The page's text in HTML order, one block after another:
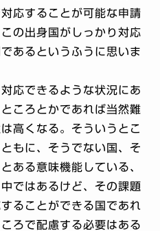
応することが可能な申請
の出身国がしっかり対応
あるというふうに思いま
応できるような状況にあ
ころとかであれば当然難
高くなる。そういうとこ
もに、そうでない国、そ
ある意味機能している、
ではあるけど、その課題
ることができる国であれ
ろで配慮する必要はある